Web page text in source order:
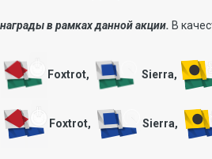
награды в рамках данной акции. В
Foxtrot, Sierra,
Foxtrot, Sierra,